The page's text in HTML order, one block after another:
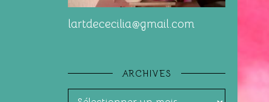
lartdececilia@gmail.com
ARCHIVES
Archives